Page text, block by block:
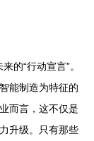
的“行动宣言”。
能制造为特征的
而言，这不仅是
升级。只有那些